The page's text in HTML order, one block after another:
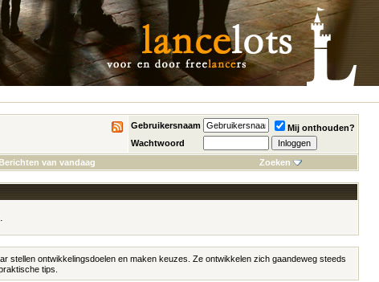
Gebruikersnaam
Mij onthouden?
Wachtwoord
Berichten van vandaag Zoeken
stellen ontwikkelingsdoelen en maken keuzes. Ze ontwikkelen zich gaandeweg steeds
tips.